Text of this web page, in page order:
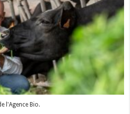
l'Agence Bio.